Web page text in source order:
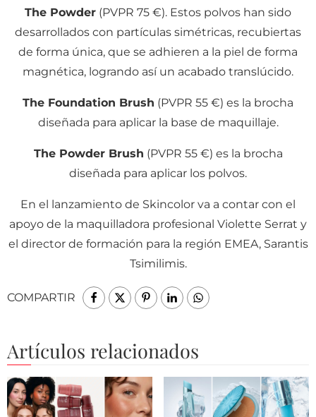
The Powder (PVPR 75 €). Estos polvos han sido
desarrollados con partículas simétricas, recubiertas
de forma única, que se adhieren a la piel de forma
magnética, logrando así un acabado translúcido.
The Foundation Brush (PVPR 55 €) es la brocha
diseñada para aplicar la base de maquillaje.
The Powder Brush (PVPR 55 €) es la brocha
diseñada para aplicar los polvos.
En el lanzamiento de Skincolor va a contar con el
apoyo de la maquilladora profesional Violette Serrat y
el director de formación para la región EMEA, Sarantis
Tsimilimis.
COMPARTIR
Artículos relacionados